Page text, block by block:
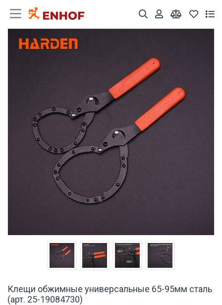
Клещи обжимные универсальные 65-95мм сталь
(арт. 25-19084730)